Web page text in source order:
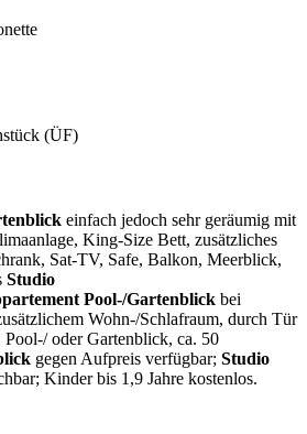
(ÜF)
einfach jedoch sehr geräumig mit
King-Size Bett, zusätzliches
Sat-TV, Safe, Balkon, Meerblick,
Studio
Pool-/Gartenblick bei
Wohn-/Schlafraum, durch Tür
oder Gartenblick, ca. 50
gegen Aufpreis verfügbar; Studio
Kinder bis 1,9 Jahre kostenlos.